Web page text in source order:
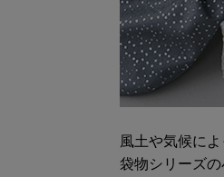
風土や気候に
袋物シリーズ